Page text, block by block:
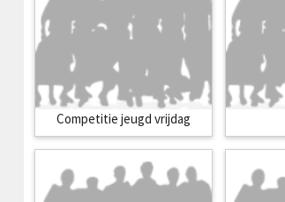
Competitie jeugd vrijdag